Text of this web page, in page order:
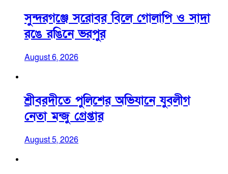
সুন্দরগঞ্জে সরোবর বিলে গোলাপি ও সাদা
রঙে রঙিনে ভরপুর
August 6, 2026
শ্রীবরদীতে পুলিশের অভিযানে যুবলীগ
নেতা মন্জু গ্রেপ্তার
August 5, 2026